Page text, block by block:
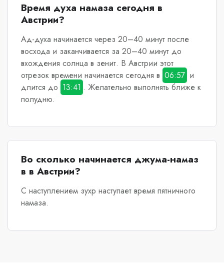
Время духа намаза сегодня в
Австрии?
Ад-духа начинается через 20–40 минут после
восхода и заканчивается за 20–40 минут до
вхождения солнца в зенит. В Австрии этот
отрезок времени начинается сегодня в 06:57 и
длится до 13:41 . Желательно выполнять ближе к
полудню.
Во сколько начинается джума-намаз
в в Австрии?
С наступлением зухр наступает время пятничного
намаза.